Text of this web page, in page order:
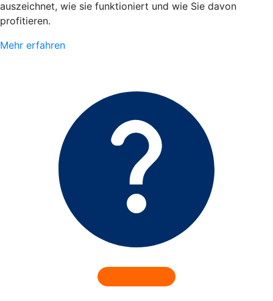
auszeichnet, wie sie funktioniert und wie Sie davon
profitieren.
Mehr erfahren